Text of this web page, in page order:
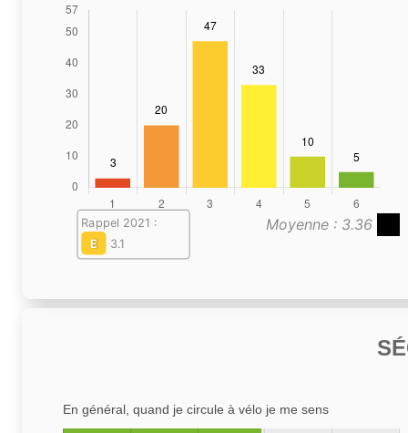
Moyenne : 3.36
Rappel 2021 :
E
3.1
En général, quand je circule à vélo je me sens